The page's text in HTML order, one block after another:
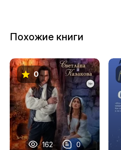
12
13
14
15
16
17
Похожие книги
0
162 0